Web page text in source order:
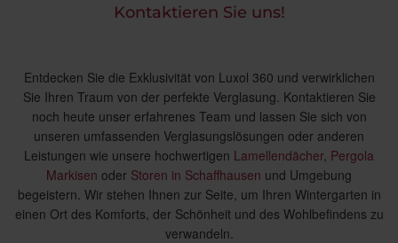
Kontaktieren Sie uns!
Entdecken Sie die Exklusivität von Luxol 360 und verwirklichen
Sie Ihren Traum von der perfekte Verglasung. Kontaktieren Sie
noch heute unser erfahrenes Team und lassen Sie sich von
unseren umfassenden Verglasungslösungen oder anderen
Leistungen wie unsere hochwertigen Lamellendächer, Pergola
Markisen oder Storen in Schaffhausen und Umgebung
begeistern. Wir stehen Ihnen zur Seite, um Ihren Wintergarten in
einen Ort des Komforts, der Schönheit und des Wohlbefindens zu
verwandeln.